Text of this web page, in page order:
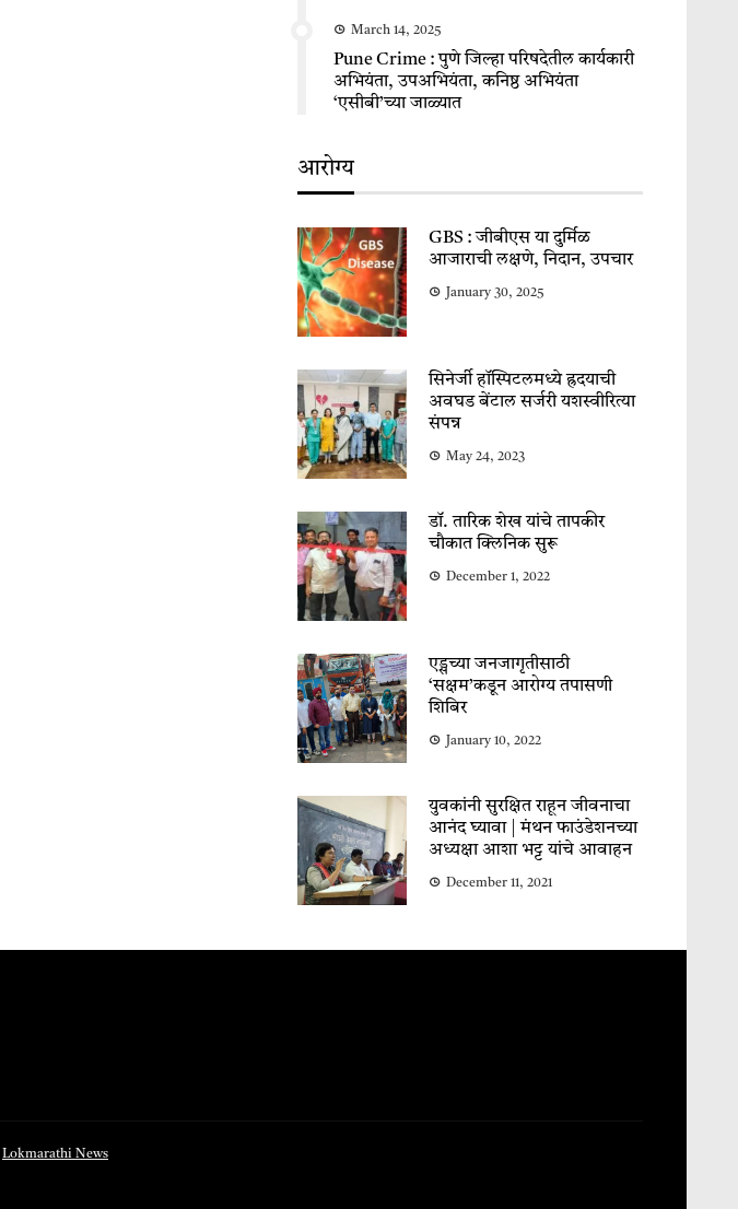
March 14, 2025
Pune Crime : पुणे जिल्हा परिषदेतील कार्यकारी
अभियंता, उपअभियंता, कनिष्ठ अभियंता
‘एसीबी’च्या जाळ्यात
आरोग्य
GBS : जीबीएस या दुर्मिळ
आजाराची लक्षणे, निदान, उपचार
January 30, 2025
सिनेर्जी हॉस्पिटलमध्ये ह्रदयाची
अवघड बेंटाल सर्जरी यशस्वीरित्या
संपन्न
May 24, 2023
डॉ. तारिक शेख यांचे तापकीर
चौकात क्लिनिक सुरू
December 1, 2022
एड्सच्या जनजागृतीसाठी
‘सक्षम’कडून आरोग्य तपासणी
शिबिर
January 10, 2022
युवकांनी सुरक्षित राहून जीवनाचा
आनंद घ्यावा | मंथन फाउंडेशनच्या
अध्यक्षा आशा भट्ट यांचे आवाहन
December 11, 2021
Lokmarathi News